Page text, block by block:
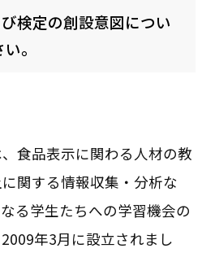
検定の創設意図につい
。
食品表示に関わる人材の教
関する情報収集・分析な
る学生たちへの学習機会の
年3月に設立されまし